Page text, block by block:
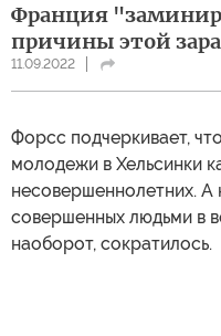
Франция
причины этой
11.09.2022
Форсс подчеркивает,
молодежи в Хельсинки
несовершеннолетних. А
совершенных людьми в
наоборот, сократилось.